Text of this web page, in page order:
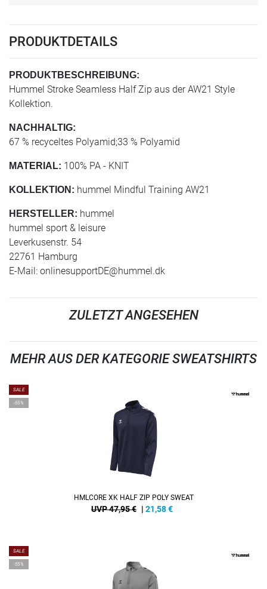
PRODUKTDETAILS
PRODUKTBESCHREIBUNG:
Hummel Stroke Seamless Half Zip aus der AW21 Style
Kollektion.
NACHHALTIG:
67 % recyceltes Polyamid;33 % Polyamid
MATERIAL: 100% PA - KNIT
KOLLEKTION: hummel Mindful Training AW21
HERSTELLER: hummel
hummel sport & leisure
Leverkusenstr. 54
22761 Hamburg
E-Mail: onlinesupportDE@hummel.dk
ZULETZT ANGESEHEN
MEHR AUS DER KATEGORIE SWEATSHIRTS
SALE
-55%
HMLCORE XK HALF ZIP POLY SWEAT
UVP 47,95 € | 21,58€
SALE
-55%